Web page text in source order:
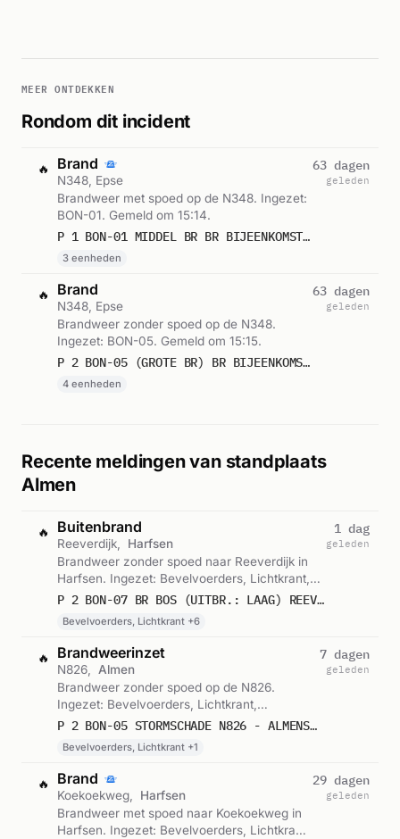
MEER ONTDEKKEN
Rondom dit incident
🔥 Brand
N348, Epse
Brandweer met spoed op de N348. Ingezet:
BON-01. Gemeld om 15:14.
P 1 BON-01 MIDDEL BR BR BIJEENKOMST N348 - DEVENTERWEG EPSE 069904 064131 069801
3 eenheden
63 dagen
geleden
🔥 Brand
N348, Epse
Brandweer zonder spoed op de N348.
Ingezet: BON-05. Gemeld om 15:15.
P 2 BON-05 (GROTE BR) BR BIJEENKOMST N348 - DEVENTERWEG EPSE 066885 066881 066884 068181
4 eenheden
63 dagen
geleden
Recente meldingen van standplaats
Almen
🔥 Buitenbrand
Reeverdijk,
Harfsen
Brandweer zonder spoed naar Reeverdijk in
Harfsen. Ingezet: Bevelvoerders, Lichtkrant,
Blusgroep en 5 andere eenheden. Gemeld omP 2 BON-07 BR BOS (UITBR.: LAAG) REEVERDIJK HARFSEN 064331 064241 069801
Bevelvoerders, Lichtkrant +6
1 dag
geleden
🔥 Brandweerinzet
N826, Almen
Brandweer zonder spoed op de N826.
Ingezet: Bevelvoerders, Lichtkrant,
Blusgroep. Gemeld om 17:52.
P 2 BON-05 STORMSCHADE N826 - ALMENSEWEG ALMEN 064331
Bevelvoerders, Lichtkrant +1
7 dagen
geleden
🔥 Brand
Koekoekweg,
Harfsen
Brandweer met spoed naar Koekoekweg in
Harfsen. Ingezet: Bevelvoerders, Lichtkrant,
29 dagen
geleden